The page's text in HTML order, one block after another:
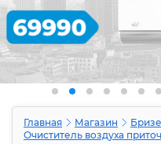
Доставка и оплата
Главная Магазин
Очиститель воздуха